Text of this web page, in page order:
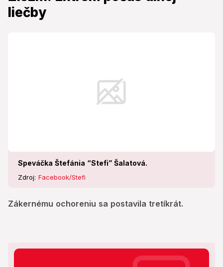
liečby
Speváčka Štefánia “Stefi” Šalatová.
Zdroj: Facebook/Stefi
Zákernému ochoreniu sa postavila tretíkrát.
Zákernému ochoreniu sa postavila tretíkrát.